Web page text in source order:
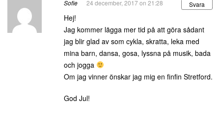
Sofie 24 december, 2017 on 21:28 Svara
Hej!
Jag kommer lägga mer tid på att göra sådant
jag blir glad av som cykla, skratta, leka med
mina barn, dansa, gosa, lyssna på musik, bada
och jogga
Om jag vinner önskar jag mig en finfin Stretford.
God Jul!